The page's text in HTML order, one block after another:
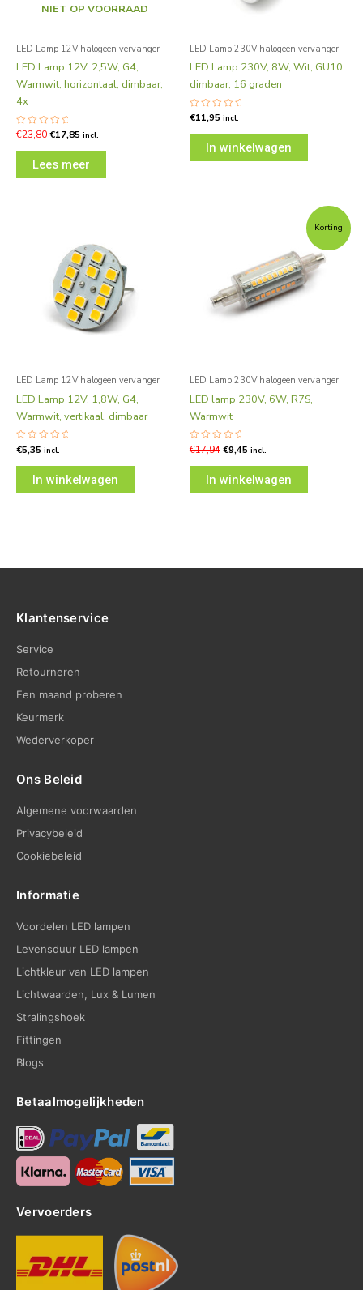
NIET OP VOORRAAD
LED Lamp 12V halogeen vervanger
LED Lamp 12V, 2,5W, G4,
Warmwit, horizontaal, dimbaar,
4x
Gewaardeerd
0
€23,80€17,85 incl.
Lees meer
LED Lamp 230V halogeen vervanger
LED Lamp 230V, 8W, Wit, GU10,
dimbaar, 16 graden
Gewaardeerd
0
€11,95 incl.
In winkelwagen
LED Lamp 12V halogeen vervanger
LED Lamp 12V, 1,8W, G4,
Warmwit, vertikaal, dimbaar
Gewaardeerd
0
€5,35 incl.
In winkelwagen
Korting
LED Lamp 230V halogeen vervanger
LED lamp 230V, 6W, R7S,
Warmwit
Gewaardeerd
0
€17,94€9,45 incl.
In winkelwagen
Klantenservice
Service
Retourneren
Een maand proberen
Keurmerk
Wederverkoper
Ons Beleid
Algemene voorwaarden
Privacybeleid
Cookiebeleid
Informatie
Voordelen LED lampen
Levensduur LED lampen
Lichtkleur van LED lampen
Lichtwaarden, Lux & Lumen
Stralingshoek
Fittingen
Blogs
Betaalmogelijkheden
Vervoerders